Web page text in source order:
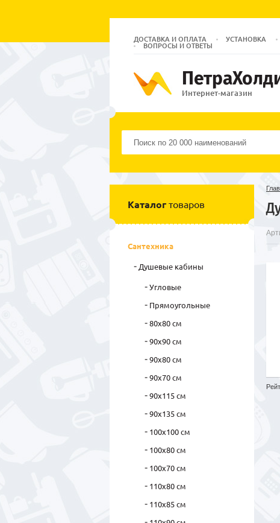
ДОСТАВКА И ОПЛАТА УСТАНОВКА
ВОПРОСЫ И ОТВЕТЫ
Интернет-магазин
Каталог товаров
Сантехника
Душевые кабины
Угловые
Прямоугольные
80х80 см
90х90 см
90х80 см
90х70 см
90х115 см
90х135 см
100х100 см
100х80 см
100х70 см
110х80 см
110х85 см